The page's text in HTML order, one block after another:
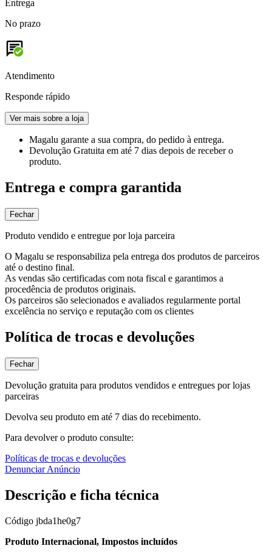
Entrega
No prazo
Atendimento
Responde rápido
Ver mais sobre a loja
Magalu garante a sua compra, do pedido à entrega.
Devolução Gratuita em até 7 dias depois de receber o
produto.
Entrega e compra garantida
Fechar
Produto vendido e entregue por loja parceira
O Magalu se responsabiliza pela entrega dos produtos de parceiros
até o destino final.
As vendas são certificadas com nota fiscal e garantimos a
procedência de produtos originais.
Os parceiros são selecionados e avaliados regularmente portal
excelência no serviço e reputação com os clientes
Política de trocas e devoluções
Fechar
Devolução gratuita para produtos vendidos e entregues por lojas
parceiras
Devolva seu produto em até 7 dias do recebimento.
Para devolver o produto consulte:
Políticas de trocas e devoluções
Denunciar Anúncio
Descrição e ficha técnica
Código jbda1he0g7
Produto Internacional, Impostos incluídos